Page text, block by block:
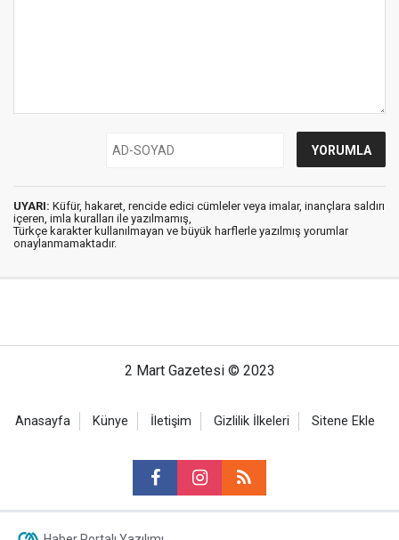
UYARI: Küfür, hakaret, rencide edici cümleler veya imalar, inançlara saldırı
içeren, imla kuralları ile yazılmamış,
Türkçe karakter kullanılmayan ve büyük harflerle yazılmış yorumlar
onaylanmamaktadır.
2 Mart Gazetesi © 2023
Anasayfa Künye İletişim Gizlilik İlkeleri Sitene Ekle